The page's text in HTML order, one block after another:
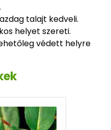
talajt kedveli.
helyet szereti.
védett helyre